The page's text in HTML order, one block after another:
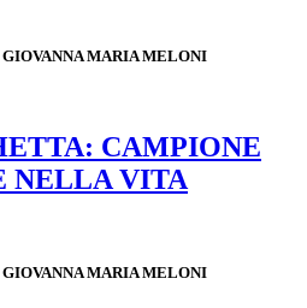
GIOVANNA MARIA MELONI
CAMPIONE
NELLA VITA
GIOVANNA MARIA MELONI